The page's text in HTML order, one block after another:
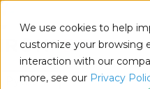
We use cookies to help
customize your browsing
interaction with our
more, see our Privacy
Python